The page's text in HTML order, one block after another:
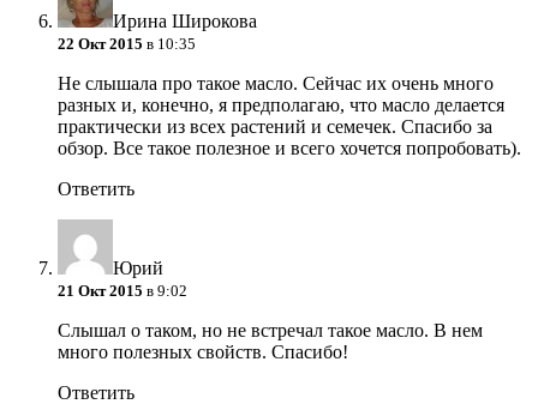
Ирина Широкова
22 Окт 2015 в 10:35
Не слышала про такое масло. Сейчас их очень много
разных и, конечно, я предполагаю, что масло делается
практически из всех растений и семечек. Спасибо за
обзор. Все такое полезное и всего хочется попробовать).
Ответить
Юрий
21 Окт 2015 в 9:02
Слышал о таком, но не встречал такое масло. В нем
много полезных свойств. Спасибо!
Ответить